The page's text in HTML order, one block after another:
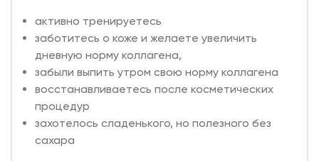
активно тренируетесь
заботитесь о коже и желаете увеличить
дневную норму коллагена,
забыли выпить утром свою норму коллагена
восстанавливаетесь после косметических
процедур
захотелось сладенького, но полезного без
сахара